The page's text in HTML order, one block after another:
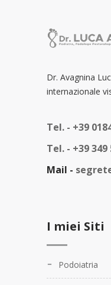
Dr. Avagnina
internazionale
Tel. - +39
Tel. - +39 349
Mail -
I miei Siti
Podoiatria